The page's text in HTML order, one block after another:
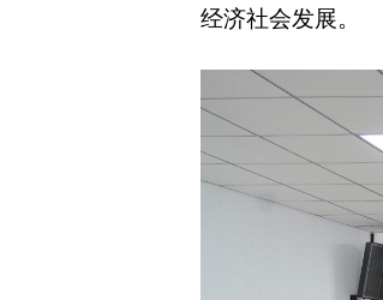
经济社会发展。